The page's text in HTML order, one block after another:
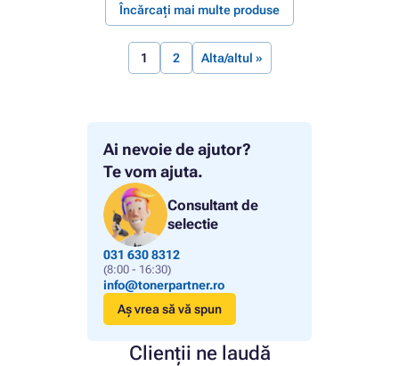
Ai nevoie de ajutor?
Te vom ajuta.
Consultant de
selectie
031 630 8312
(8:00 - 16:30)
info@tonerpartner.ro
Aș vrea să vă spun
Clienții ne laudă
Încărcați mai multe produse
1 2 Alta/altul »